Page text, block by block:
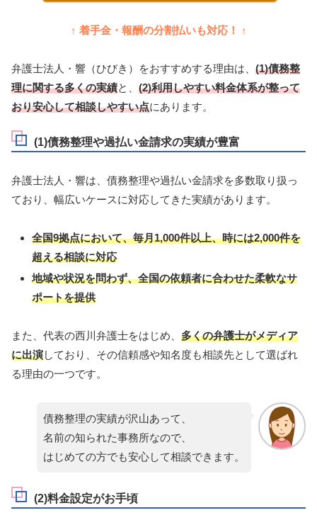
↑ 着手金・報酬の分割払いも対応！ ↑
弁護士法人・響（ひびき）をおすすめする理由は、 (1)債務整
理に関する多くの実績と、 (2)利用しやすい料金体系が整って
おり安心して相談しやすい点にあります。
(1)債務整理や過払い金請求の実績が豊富
弁護士法人・響は、債務整理や過払い金請求を多数取り扱っ
ており、幅広いケースに対応してきた実績があります。
全国9拠点において、毎月1,000件以上、時には2,000件を
超える相談に対応
地域や状況を問わず、全国の依頼者に合わせた柔軟なサ
ポートを提供
また、代表の西川弁護士をはじめ、 多くの弁護士がメディア
に出演しており、その信頼感や知名度も相談先として選ばれ
る理由の一つです。
債務整理の実績が沢山あって、
名前の知られた事務所なので、
はじめての方でも安心して相談できます。
(2)料金設定がお手頃